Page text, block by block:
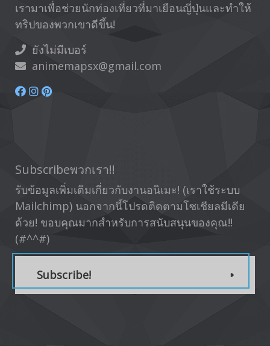
เรามาเพื่อช่วยนักท่องเที่ยวที่มาเยือนญี่ปุ่นและทำให้
ทริปของพวกเขาดีขึ้น!
ยังไม่มีเบอร์
animemapsx@gmail.com
Subscribeพวกเรา!!
รับข้อมูลเพิ่มเติมเกี่ยวกับงานอนิเมะ! (เราใช้ระบบ
Mailchimp) นอกจากนี้โปรดติดตามโซเชียลมีเดีย
ด้วย! ขอบคุณมากสำหรับการสนับสนุนของคุณ!!
(#^^#)
Subscribe!